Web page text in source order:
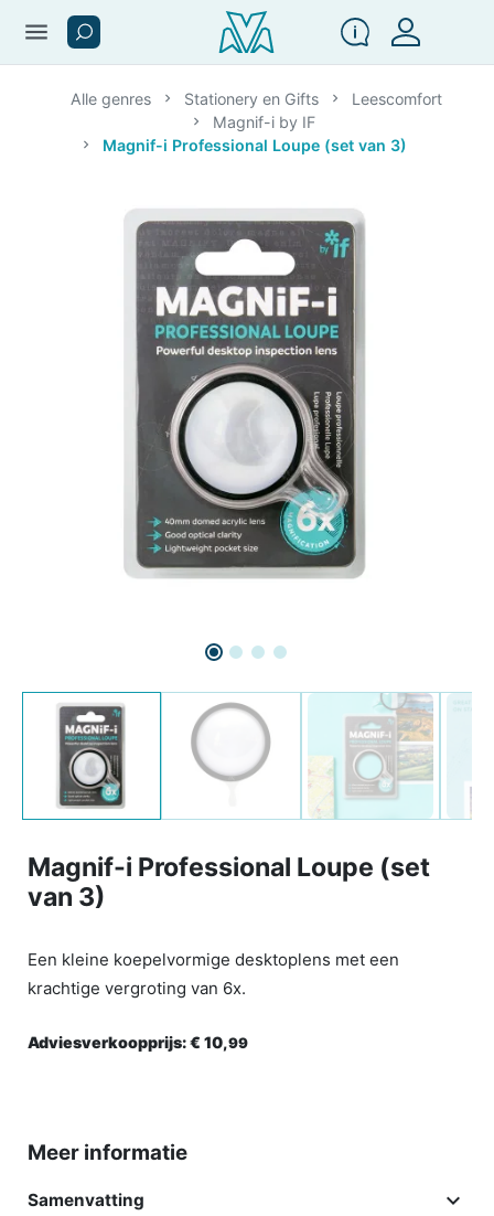
menu
Alle genres Stationery en Gifts
Leescomfort
Magnif-i by IF
Magnif-i Professional Loupe (set van 3)
Magnif-i Professional Loupe (set
van 3)
Een kleine koepelvormige desktoplens met een
krachtige vergroting van 6x.
Adviesverkoopprijs:€ 10,99
Meer informatie
Samenvatting 